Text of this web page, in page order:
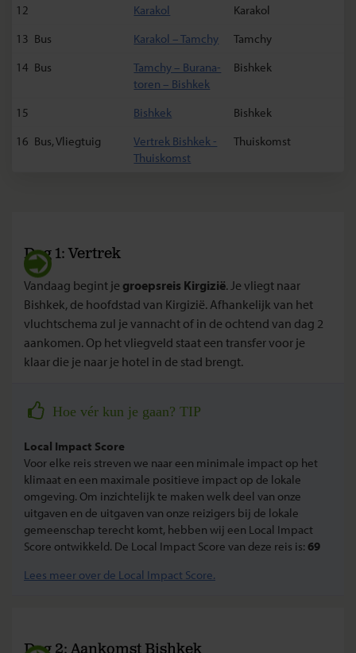
12
Karakol
Karakol
13 Bus Karakol – Tamchy
Tamchy
14 Bus
Tamchy – Burana-
toren – Bishkek
Bishkek
15 Bishkek
Bishkek
16 Bus, Vliegtuig
Vertrek Bishkek -
Thuiskomst
Thuiskomst
Dag 1: Vertrek
Vandaag begint je groepsreis Kirgizië. Je vliegt naar
Bishkek, de hoofdstad van Kirgizië. Afhankelijk van het
vluchtschema zul je vannacht of in de ochtend van dag 2
aankomen. Op het vliegveld staat een transfer voor je
klaar die je naar je hotel in de stad brengt.
Hoe vér kun je gaan? TIP
Local Impact Score
Voor elke reis streven we naar een minimale impact op het
klimaat en een maximale positieve impact op de lokale
omgeving. Om inzichtelijk te maken welk deel van onze
uitgaven en de uitgaven van onze reizigers bij de lokale
gemeenschap terecht komt, hebben wij een Local Impact
Score ontwikkeld. De Local Impact Score van deze reis is: 69
Lees meer over de Local Impact Score.
Dag 2: Aankomst Bishkek